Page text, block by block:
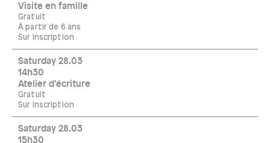
Visite en famille
Gratuit
À partir de 6 ans
Sur inscription
Saturday 28.03
14h30
Atelier d’écriture
Gratuit
Sur inscription
Saturday 28.03
15h30